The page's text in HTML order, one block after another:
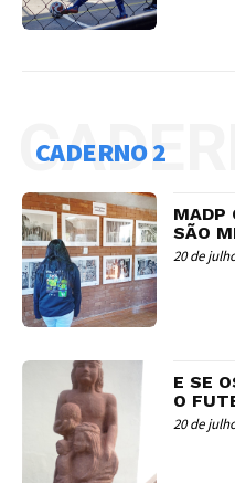
CADERNO 2
MADP
SÃO
20 de
E SE
O
20 de